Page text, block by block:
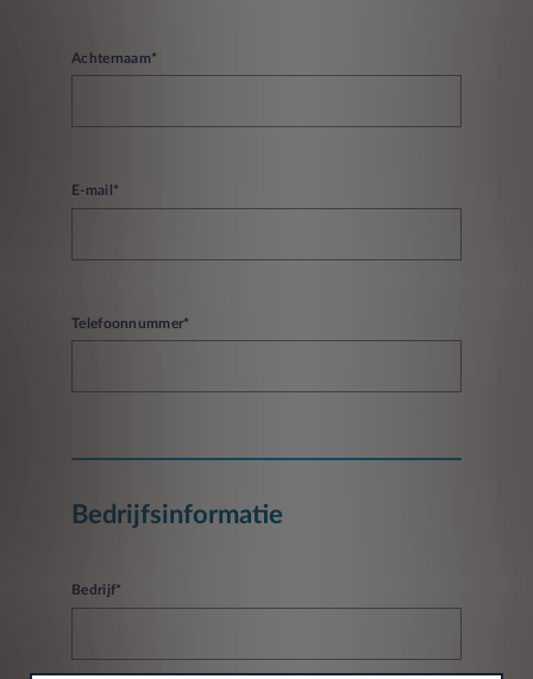
Achternaam*
E-mail*
Telefoonnummer*
Bedrijfsinformatie
Bedrijf*